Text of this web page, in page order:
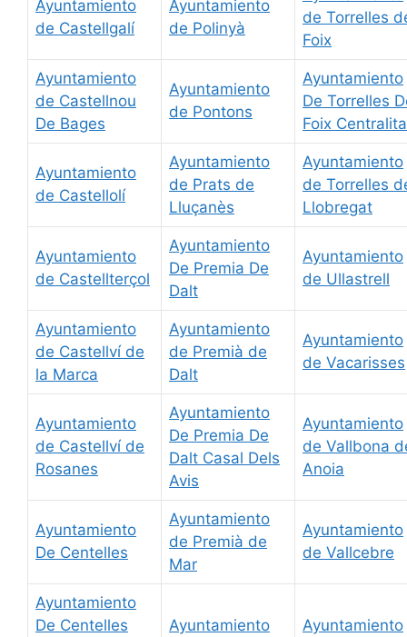
Ayuntamiento
de Castellgalí
Ayuntamiento
de Polinyà
de Torrelles
Foix
Ayuntamiento
de Castellnou
De Bages
Ayuntamiento
de Pontons
Ayuntamiento
De Torrelles
Foix Centralita
Ayuntamiento
de Castellolí
Ayuntamiento
de Prats de
Lluçanès
Ayuntamiento
de Torrelles
Llobregat
Ayuntamiento
de Castellterçol
Ayuntamiento
De Premia De
Dalt
Ayuntamiento
de Ullastrell
Ayuntamiento
de Castellví de
la Marca
Ayuntamiento
de Premià de
Dalt
Ayuntamiento
de Vacarisses
Ayuntamiento
de Castellví de
Rosanes
Ayuntamiento
De Premia De
Dalt Casal Dels
Avis
Ayuntamiento
de Vallbona
Anoia
Ayuntamiento
De Centelles
Ayuntamiento
de Premià de
Mar
Ayuntamiento
de Vallcebre
Ayuntamiento
De Centelles
Ayuntamiento
Ayuntamiento